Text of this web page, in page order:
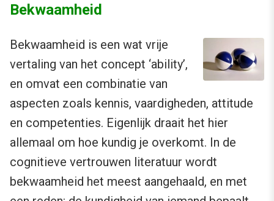
Bekwaamheid
Bekwaamheid is een wat vrije
vertaling van het concept ‘ability’,
en omvat een combinatie van
aspecten zoals kennis, vaardigheden, attitude
en competenties. Eigenlijk draait het hier
allemaal om hoe kundig je overkomt. In de
cognitieve vertrouwen literatuur wordt
bekwaamheid het meest aangehaald, en met